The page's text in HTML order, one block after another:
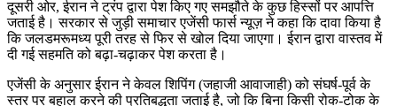
दूसरी ओर, ईरान ने ट्रंप द्वारा पेश किए गए समझौते के कुछ हिस्सों पर आपत्ति
जताई है। सरकार से जुड़ी समाचार एजेंसी फार्स न्यूज़ ने कहा कि दावा किया है
कि जलडमरूमध्य पूरी तरह से फिर से खोल दिया जाएगा। ईरान द्वारा वास्तव में
दी गई सहमति को बढ़ा-चढ़ाकर पेश करता है।
एजेंसी के अनुसार ईरान ने केवल शिपिंग (जहाजी आवाजाही) को संघर्ष-पूर्व के
स्तर पर बहाल करने की प्रतिबद्धता जताई है, जो कि बिना किसी रोक-टोक के